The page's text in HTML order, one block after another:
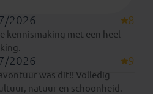
2026 8
kennismaking met een heel
2026 9
was dit!! Volledig
natuur en schoonheid.